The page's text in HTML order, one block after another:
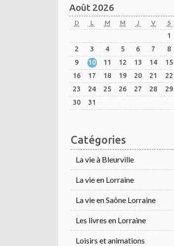
Août 2026
D L M M J V S
1
2
3 4 5 6 7
8
9
10 11 12 13 14
15
16
17 18 19 20 21
22
23
24 25 26 27 28
29
30
31
Catégories
La vie à Bleurville
La vie en Lorraine
La vie en Saône Lorraine
Les livres en Lorraine
Loisirs et animations